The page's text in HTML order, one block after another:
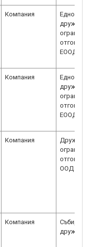
Компания
ЕООД
Компания
ЕООД
Компания
ООД
Компания